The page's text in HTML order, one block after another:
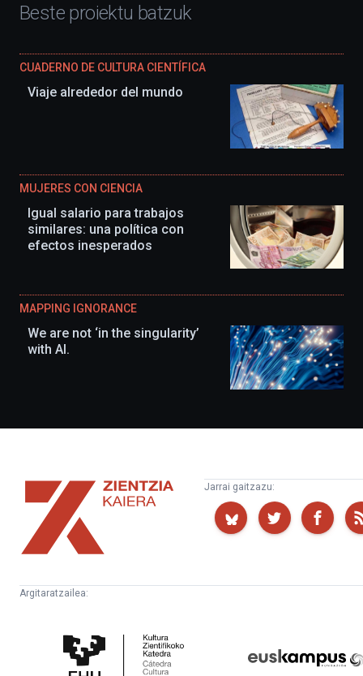
Beste proiektu batzuk
CUADERNO DE CULTURA CIENTÍFICA
Viaje alrededor del mundo
MUJERES CON CIENCIA
Igual salario para trabajos
similares: una política con
efectos inesperados
MAPPING IGNORANCE
We are not ‘in the singularity’
with AI.
Zientzia
Kaiera
Jarrai gaitzazu:
Argitaratzailea:
Zientifikoko
Katedra